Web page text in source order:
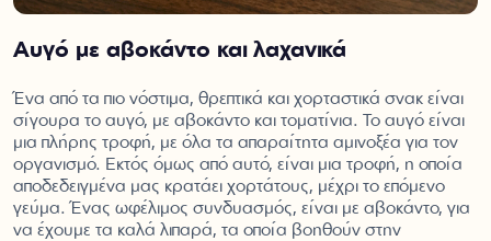
Αυγό με αβοκάντο και λαχανικά
Ένα από τα πιο νόστιμα, θρεπτικά και χορταστικά σνακ είναι
σίγουρα το αυγό, με αβοκάντο και τοματίνια. Το αυγό είναι
μια πλήρης τροφή, με όλα τα απαραίτητα αμινοξέα για τον
οργανισμό. Εκτός όμως από αυτό, είναι μια τροφή, η οποία
αποδεδειγμένα μας κρατάει χορτάτους, μέχρι το επόμενο
γεύμα. Ένας ωφέλιμος συνδυασμός, είναι με αβοκάντο, για
να έχουμε τα καλά λιπαρά, τα οποία βοηθούν στην